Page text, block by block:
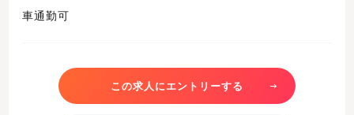
車通勤可
この求人にエントリーする